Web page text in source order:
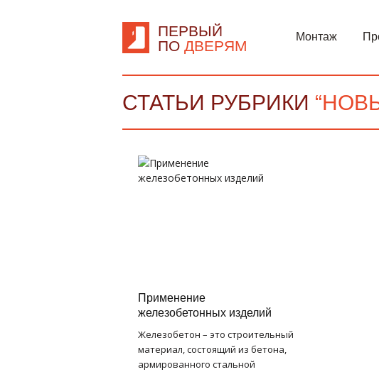
ПЕРВЫЙ
ПО ДВЕРЯМ
Монтаж
СТАТЬИ РУБРИКИ
Применение
железобетонных изделий
Железобетон – это строительный
материал, состоящий из бетона,
армированного стальной